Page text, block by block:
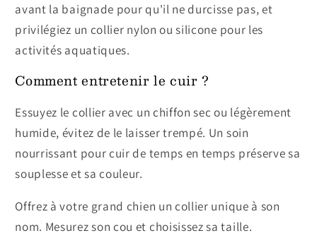
avant la baignade pour qu'il ne durcisse pas, et
privilégiez un collier nylon ou silicone pour les
activités aquatiques.
Comment entretenir le cuir ?
Essuyez le collier avec un chiffon sec ou légèrement
humide, évitez de le laisser trempé. Un soin
nourrissant pour cuir de temps en temps préserve sa
souplesse et sa couleur.
Offrez à votre grand chien un collier unique à son
nom. Mesurez son cou et choisissez sa taille.